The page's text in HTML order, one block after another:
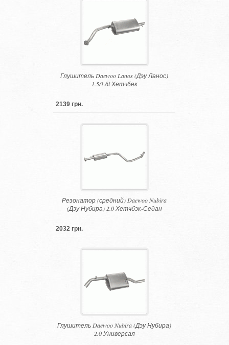
Глушитель Daewoo Lanos (Дэу Ланос)
1.5/1.6i Хетчбек
2139 грн.
Резонатор (средний) Daewoo Nubira
(Дэу Нубира) 2.0 Хетчбэк-Седан
2032 грн.
Глушитель Daewoo Nubira (Дэу Нубира)
2.0 Универсал